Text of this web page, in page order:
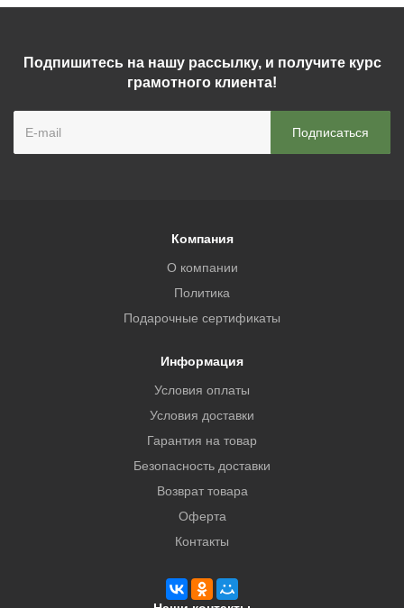
Подпишитесь на нашу рассылку, и получите курс
грамотного клиента!
Компания
О компании
Политика
Подарочные сертификаты
Информация
Условия оплаты
Условия доставки
Гарантия на товар
Безопасность доставки
Возврат товара
Оферта
Контакты